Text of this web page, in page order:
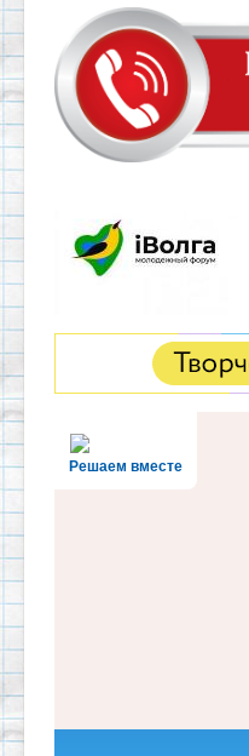
Решаем вместе